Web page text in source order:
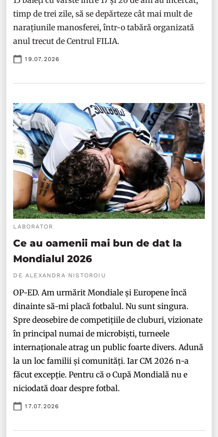
timp de trei zile, să se depărteze cât mai mult de
narațiunile manosferei, într-o tabără organizată
anul trecut de Centrul FILIA.
19.07.2026
LABORATOR
Ce au oamenii mai bun de dat la
Mondialul 2026
DE ALEXANDRA NISTOROIU
OP-ED. Am urmărit Mondiale și Europene încă
dinainte să-mi placă fotbalul. Nu sunt singura.
Spre deosebire de competițiile de cluburi, vizionate
în principal numai de microbiști, turneele
internaționale atrag un public foarte divers. Adună
la un loc familii și comunități. Iar CM 2026 n-a
făcut excepție. Pentru că o Cupă Mondială nu e
niciodată doar despre fotbal.
17.07.2026